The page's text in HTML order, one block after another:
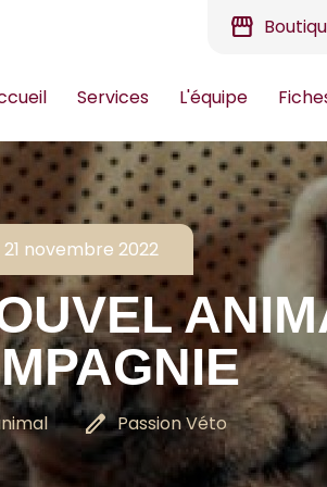
storefront
Services L'équipe
21 novembre 2022
edit Passion Véto